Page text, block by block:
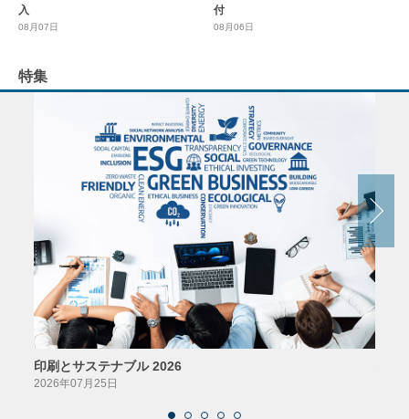
入
08月07日
付
08月06日
特集
印刷とサステナブル 2026
2026年07月25日